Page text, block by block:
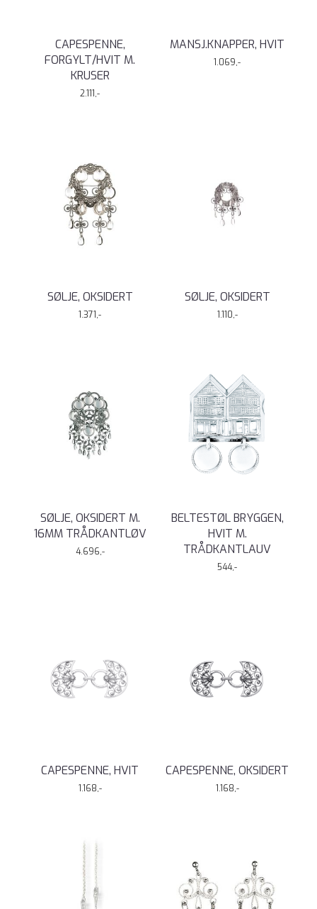
CAPESPENNE,
FORGYLT/HVIT M.
KRUSER
2.111,-
MANSJ.KNAPPER, HVIT
1.069,-
SØLJE, OKSIDERT
1.371,-
SØLJE, OKSIDERT
1.110,-
SØLJE, OKSIDERT M.
16MM TRÅDKANTLØV
4.696,-
BELTESTØL BRYGGEN,
HVIT M.
TRÅDKANTLAUV
544,-
CAPESPENNE, HVIT
1.168,-
CAPESPENNE, OKSIDERT
1.168,-